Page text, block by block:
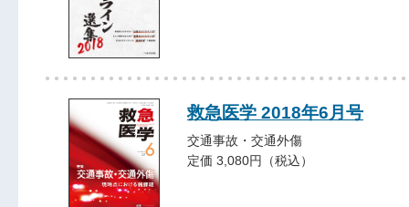
救急医学 2018年6月号
交通事故・交通外傷
定価 3,080円（税込）